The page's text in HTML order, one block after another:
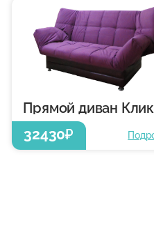
32430₽